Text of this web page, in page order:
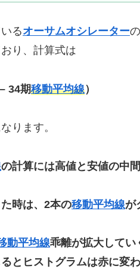
るオーサムオシレーター
り、計算式は
– 34期移動平均線）
ります。
の計算には高値と安値の中
時は、2本の移動平均線が
動平均線乖離が拡大してい
とヒストグラムは赤に変わ